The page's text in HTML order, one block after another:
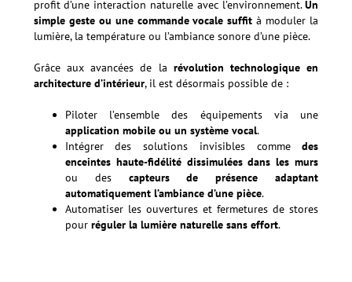
profit d’une interaction naturelle avec l’environnement.Un
simple geste ou une commande vocale suffit à moduler la
lumière, la température ou l’ambiance sonore d’une pièce.
Grâce aux avancées de la révolution technologique en
architecture d’intérieur, il est désormais possible de :
Piloter l’ensemble des équipements via une
application mobile ou un système vocal.
Intégrer des solutions invisibles commedes
enceintes haute-fidélité dissimulées dans les murs
ou des capteurs de présence adaptant
automatiquement l’ambiance d’une pièce.
Automatiser les ouvertures et fermetures de stores
pour réguler la lumière naturelle sans effort.